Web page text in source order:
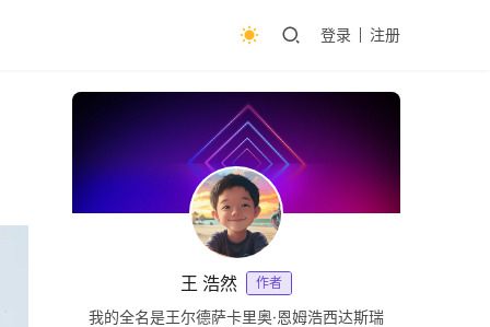
登录 注册
王 浩然 作者
我的全名是王尔德萨卡里奥·恩姆浩西达斯瑞